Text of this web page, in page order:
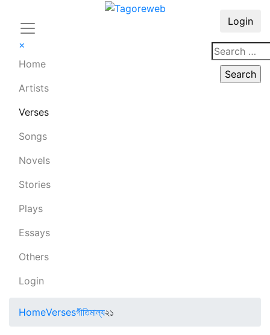
×
Home
Artists
Verses
Songs
Novels
Stories
Plays
Essays
Others
Login
Login
HomeVersesগীতিমাল্য২১